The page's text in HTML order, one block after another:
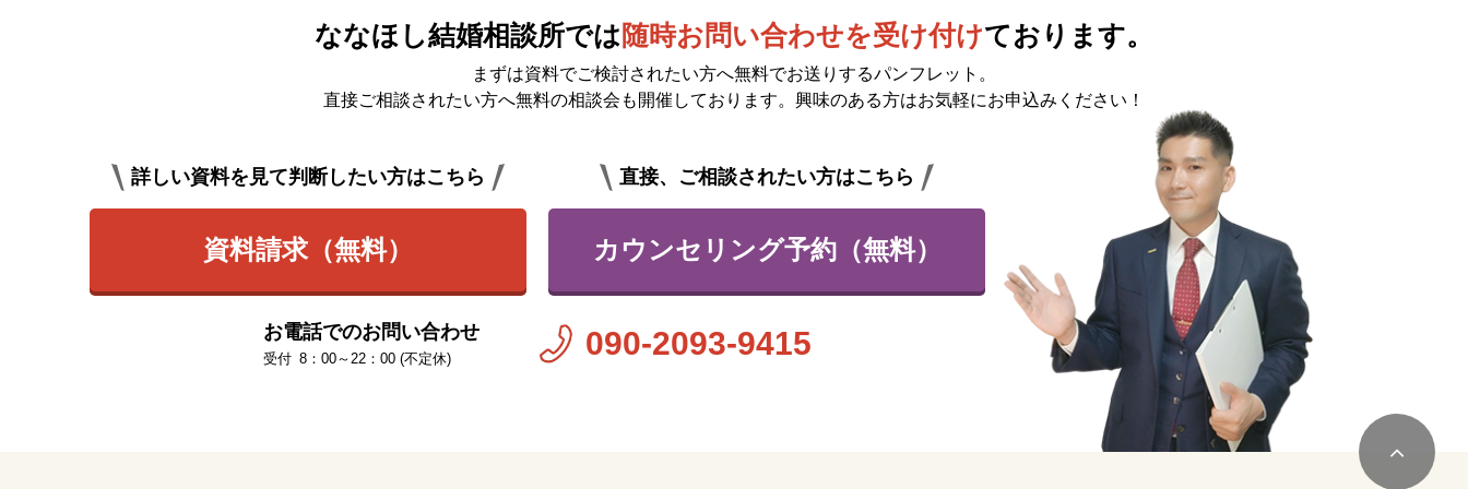
ななほし結婚相談所では 随時お問い合わせを受け付けております。
まずは資料でご検討されたい方へ無料でお送りするパンフレット。
直接ご相談されたい方へ無料の相談会も開催しております。興味のある方はお気軽にお申込みください！
詳しい資料を見て判断したい方はこちら
資料請求（無料）
直接、ご相談されたい方はこちら
カウンセリング予約（無料）
お電話でのお問い合わせ
8：00～22：00 (不定休) 090-2093-9415